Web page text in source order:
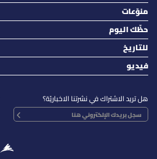
منوّعات
حظّك اليوم
للتاريخ
فيديو
هل تريد الاشتراك في نشرتنا الاخباريّة؟